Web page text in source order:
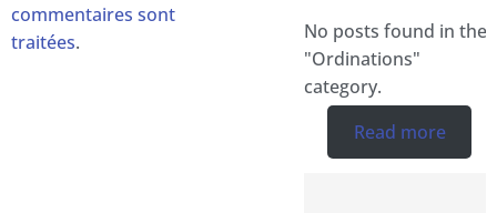
commentaires sont
traitées.
No posts found in the
"Ordinations"
category.
Read more